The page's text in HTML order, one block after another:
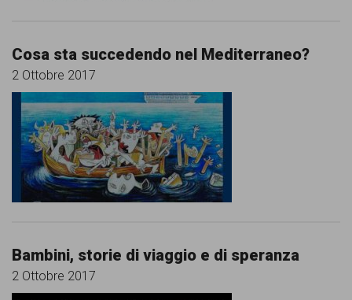
Cosa sta succedendo nel Mediterraneo?
2 Ottobre 2017
Bambini, storie di viaggio e di speranza
2 Ottobre 2017